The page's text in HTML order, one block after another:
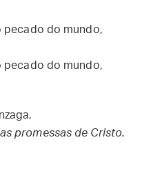
pecado do mundo,
pecado do mundo,
promessas de Cristo.